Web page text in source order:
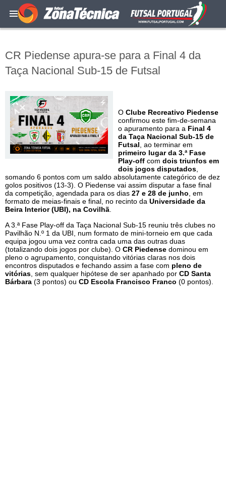
CR Piedense apura-se para a Final 4 da
Taça Nacional Sub-15 de Futsal
O Clube Recreativo Piedense
confirmou este fim-de-semana
o apuramento para a Final 4
da Taça Nacional Sub-15 de
Futsal , ao terminar em
primeiro lugar da 3.ª Fase
Play-off com dois triunfos em
dois jogos disputados
somando 6 pontos com um saldo absolutamente categórico de dez
golos positivos (13-3). O Piedense vai assim disputar a fase final
da competição, agendada para os dias 27 e 28 de junho , em
formato de meias-finais e final, no recinto da Universidade da
Beira Interior (UBI), na Covilhã
A 3.ª Fase Play-off da Taça Nacional Sub-15 reuniu três clubes no
Pavilhão N.º 1 da UBI, num formato de mini-torneio em que cada
equipa jogou uma vez contra cada uma das outras duas
(totalizando dois jogos por clube). O CR Piedense dominou em
pleno o agrupamento, conquistando vitórias claras nos dois
encontros disputados e fechando assim a fase com pleno de
vitórias , sem qualquer hipótese de ser apanhado por CD Santa
Bárbara (3 pontos) ou CD Escola Francisco Franco (0 pontos).